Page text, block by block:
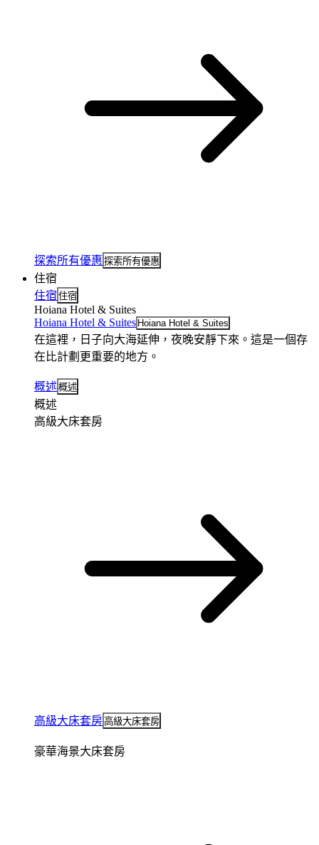
探索所有優惠 探索所有優惠
住宿
住宿 住宿
Hoiana Hotel & Suites
Hoiana Hotel & Suites Hoiana Hotel & Suites
在這裡，日子向大海延伸，夜晚安靜下來。這是一個存
在比計劃更重要的地方。
概述概述
概述
高級大床套房
高級大床套房高級大床套房
豪華海景大床套房